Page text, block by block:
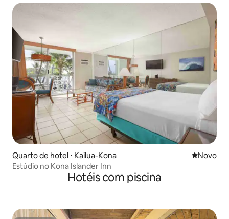
Quarto de hotel ⋅ Kailua-Kona Novo
Novo
Estúdio no Kona Islander Inn
Hotéis com piscina